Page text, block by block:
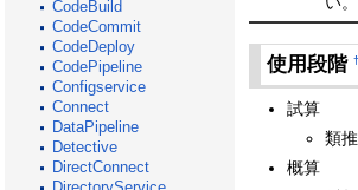
使用段階 †
試算
類
概算
CodeBuild
CodeCommit
CodeDeploy
CodePipeline
Configservice
Connect
DataPipeline
Detective
DirectConnect